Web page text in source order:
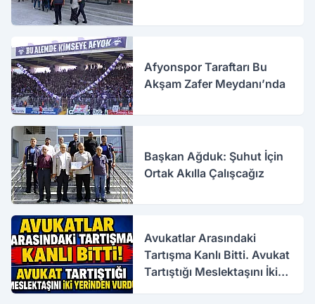
Afyonspor Taraftarı Bu
Akşam Zafer Meydanı’nda
Başkan Ağduk: Şuhut İçin
Ortak Akılla Çalışcağız
Avukatlar Arasındaki
Tartışma Kanlı Bitti. Avukat
Tartıştığı Meslektaşını İki